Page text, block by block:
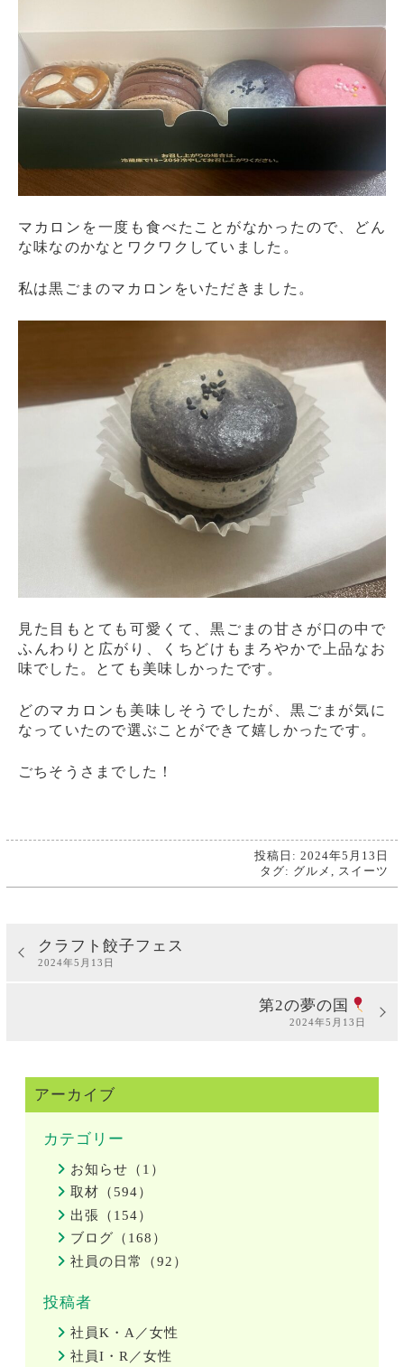
マカロンを一度も食べたことがなかったので、どん
な味なのかなとワクワクしていました。
私は黒ごまのマカロンをいただきました。
見た目もとても可愛くて、黒ごまの甘さが口の中で
ふんわりと広がり、くちどけもまろやかで上品なお
味でした。とても美味しかったです。
どのマカロンも美味しそうでしたが、黒ごまが気に
なっていたので選ぶことができて嬉しかったです。
ごちそうさまでした！
投稿日: 2024年5月13日
タグ: グルメ スイーツ
クラフト餃子フェス
2024年5月13日
第2の夢の国
2024年5月13日
アーカイブ
カテゴリー
お知らせ（1）
取材（594）
出張（154）
ブログ（168）
社員の日常（92）
投稿者
社員K・A／女性
社員I・R／女性